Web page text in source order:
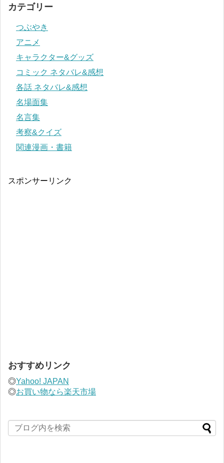
カテゴリー
つぶやき
アニメ
キャラクター&グッズ
コミック ネタバレ&感想
各話 ネタバレ&感想
名場面集
名言集
考察&クイズ
関連漫画・書籍
スポンサーリンク
おすすめリンク
◎Yahoo! JAPAN
◎お買い物なら楽天市場